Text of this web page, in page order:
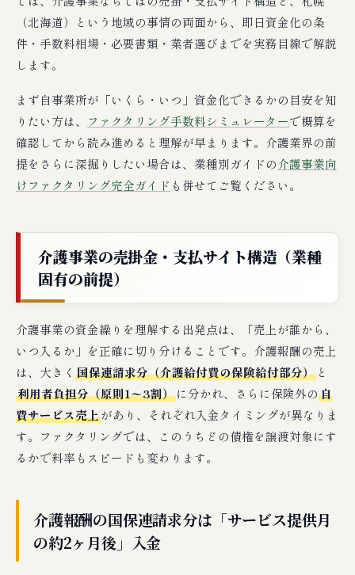
（北海道）という地域の事情の両面から、即日資金化の条
件・手数料相場・必要書類・業者選びまでを実務目線で解説
します。
まず自事業所が「いくら・いつ」資金化できるかの目安を知
りたい方は、 ファクタリング手数料シミュレーターで概算を
確認してから読み進めると理解が早まります。介護業界の前
提をさらに深掘りしたい場合は、業種別ガイドの介護事業向
けファクタリング完全ガイド も併せてご覧ください。
介護事業の売掛金・支払サイト構造（業種
固有の前提）
介護事業の資金繰りを理解する出発点は、「売上が誰から、
いつ入るか」を正確に切り分けることです。介護報酬の売上
は、大きく 国保連請求分（介護給付費の保険給付部分） と
利用者負担分（原則1〜3割）に分かれ、さらに保険外の自
費サービス売上があり、それぞれ入金タイミングが異なりま
す。ファクタリングでは、このうちどの債権を譲渡対象にす
るかで料率もスピードも変わります。
介護報酬の国保連請求分は「サービス提供月
の約2ヶ月後」入金